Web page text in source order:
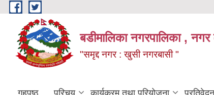
Skip to main content
बडीमालिका नगरपालिका ,
"समृद्द नगर : खुसी नगरबासी "
गृहपृष्ठ परिचय कार्यक्रम तथा परियोजना प्रतिवेदन